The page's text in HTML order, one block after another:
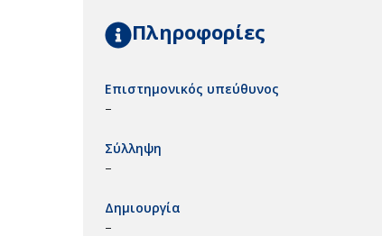
Πληροφορίες
Επιστημονικός υπεύθυνος
–
Σύλληψη
–
Δημιουργία
–